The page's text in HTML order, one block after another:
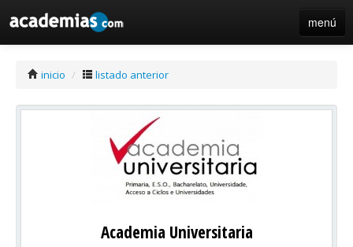
menú
inicio / listado anterior
Academia Universitaria